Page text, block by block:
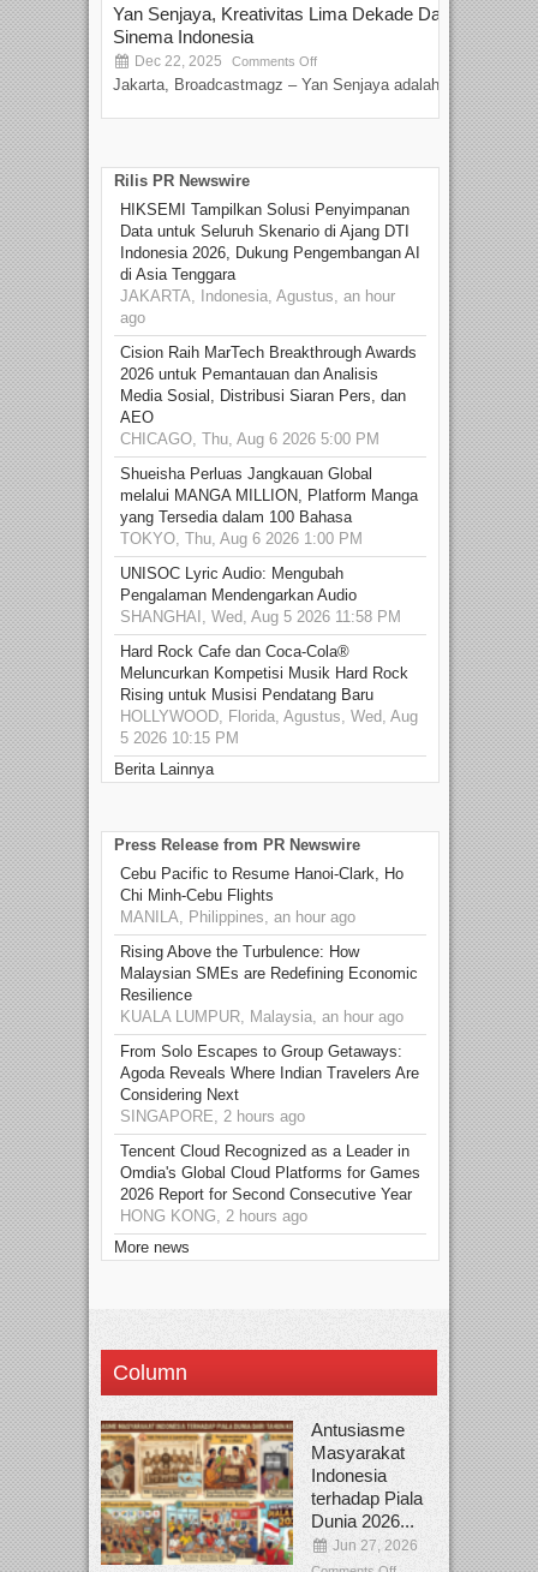
Yan Senjaya, Kreativitas Lima Dekade Dalam
Sinema Indonesia
Dec 22, 2025 Comments Off
Jakarta, Broadcastmagz – Yan Senjaya adalah...
Rilis PR Newswire
HIKSEMI Tampilkan Solusi Penyimpanan
Data untuk Seluruh Skenario di Ajang DTI
Indonesia 2026, Dukung Pengembangan AI
di Asia Tenggara
JAKARTA, Indonesia, Agustus, an hour
ago
Cision Raih MarTech Breakthrough Awards
2026 untuk Pemantauan dan Analisis
Media Sosial, Distribusi Siaran Pers, dan
AEO
CHICAGO, Thu, Aug 6 2026 5:00 PM
Shueisha Perluas Jangkauan Global
melalui MANGA MILLION, Platform Manga
yang Tersedia dalam 100 Bahasa
TOKYO, Thu, Aug 6 2026 1:00 PM
UNISOC Lyric Audio: Mengubah
Pengalaman Mendengarkan Audio
SHANGHAI, Wed, Aug 5 2026 11:58 PM
Hard Rock Cafe dan Coca-Cola®
Meluncurkan Kompetisi Musik Hard Rock
Rising untuk Musisi Pendatang Baru
HOLLYWOOD, Florida, Agustus, Wed, Aug
5 2026 10:15 PM
Berita Lainnya
Press Release from PR Newswire
Cebu Pacific to Resume Hanoi-Clark, Ho
Chi Minh-Cebu Flights
MANILA, Philippines, an hour ago
Rising Above the Turbulence: How
Malaysian SMEs are Redefining Economic
Resilience
KUALA LUMPUR, Malaysia, an hour ago
From Solo Escapes to Group Getaways:
Agoda Reveals Where Indian Travelers Are
Considering Next
SINGAPORE, 2 hours ago
Tencent Cloud Recognized as a Leader in
Omdia's Global Cloud Platforms for Games
2026 Report for Second Consecutive Year
HONG KONG, 2 hours ago
More news
Column
Antusiasme
Masyarakat
Indonesia
terhadap Piala
Dunia 2026...
Jun 27, 2026